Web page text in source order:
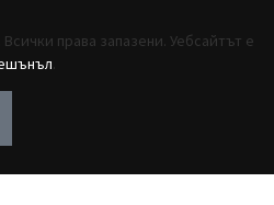
права запазени. Уебсайтът е
.